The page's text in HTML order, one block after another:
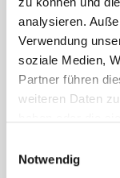
analysieren.
Verwendung
soziale Medien,
Partner führen
weiteren Daten
Notwendig
Entdecken
Prozesse
transparenter